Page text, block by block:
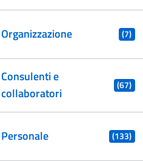
Organizzazione (7)
Consulenti e
collaboratori
(67)
Personale (133)